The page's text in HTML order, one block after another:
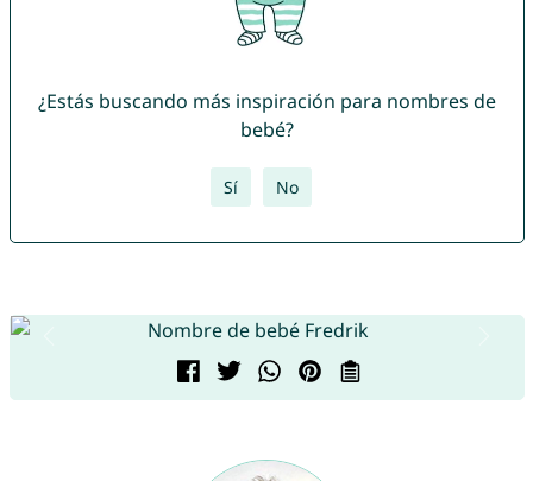
¿Estás buscando más inspiración para nombres de
bebé?
Sí No